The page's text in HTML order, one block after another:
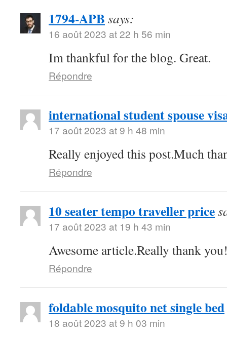
1794-APB says:
16 août 2023 at 22 h 56 min
Im thankful for the blog. Great.
Répondre
international student spouse
17 août 2023 at 9 h 48 min
Really enjoyed this post.Much
Répondre
10 seater tempo traveller price
17 août 2023 at 19 h 43 min
Awesome article.Really thank
Répondre
foldable mosquito net single bed
18 août 2023 at 9 h 03 min